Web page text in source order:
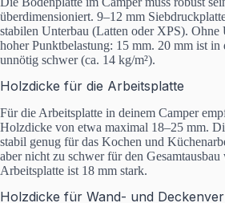
überdimensioniert. 9–12 mm
stabilen Unterbau (Latten oder XPS). Ohne
hoher Punktbelastung: 15 mm. 20 mm ist in
unnötig schwer (ca. 14 kg/m²).
Holzdicke für die Arbeitsplatte
Für die Arbeitsplatte in deinem Camper
Holzdicke von etwa maximal 18–25 mm.
stabil genug für das Kochen und
aber nicht zu schwer für den
Arbeitsplatte ist 18 mm stark.
Holzdicke für Wand- und